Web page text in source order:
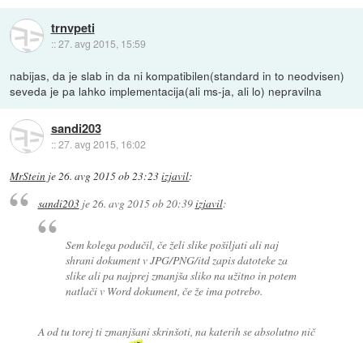
trnvpeti
::27. avg 2015, 15:59
nabijas, da je slab in da ni kompatibilen(standard in to neodvisen)
seveda je pa lahko implementacija(ali ms-ja, ali lo) nepravilna
sandi203
::27. avg 2015, 16:02
MrStein je26. avg 2015 ob 23:23izjavil:
sandi203je 26. avg 2015 ob 20:39izjavil:
Sem kolega podučil, če želi slike pošiljati ali naj
shrani dokument v JPG/PNG/itd zapis datoteke za
slike ali pa najprej zmanjša sliko na užitno in potem
natlači v Word dokument, če že ima potrebo.
A od tu torej ti zmanjšani skrinšoti, na katerih se absolutno nič